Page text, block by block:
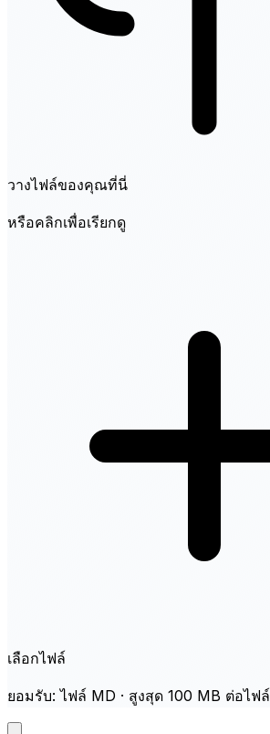
วางไฟล์ของคุณที่นี่
หรือคลิกเพื่อเรียกดู
เลือกไฟล์
ยอมรับ: ไฟล์ MD · สูงสุด 100 MB ต่อไฟล์